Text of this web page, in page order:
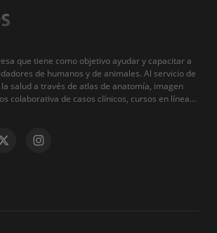
que tiene como objetivo ayudar y capacitar a
de humanos y de animales. Al servicio de
salud a través de atlas de anatomía, imagen
colaborativa de casos clínicos, cursos en línea...